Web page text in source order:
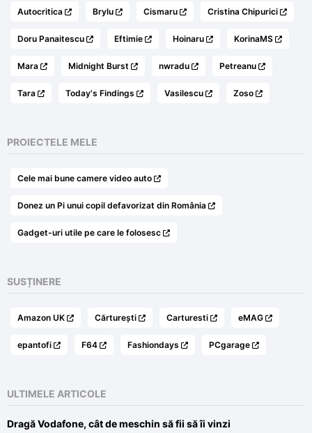
Autocritica Brylu Cismaru Cristina Chipurici
Doru Panaitescu Eftimie Hoinaru KorinaMS
Mara Midnight Burst nwradu Petreanu
Tara Today's Findings Vasilescu Zoso
PROIECTELE MELE
Cele mai bune camere video auto
Donez un Pi unui copil defavorizat din România
Gadget-uri utile pe care le folosesc
SUSȚINERE
Amazon UK Cărturești Carturesti eMAG
epantofi F64 Fashiondays PCgarage
ULTIMELE ARTICOLE
Dragă Vodafone, cât de meschin să fii să îi vinzi